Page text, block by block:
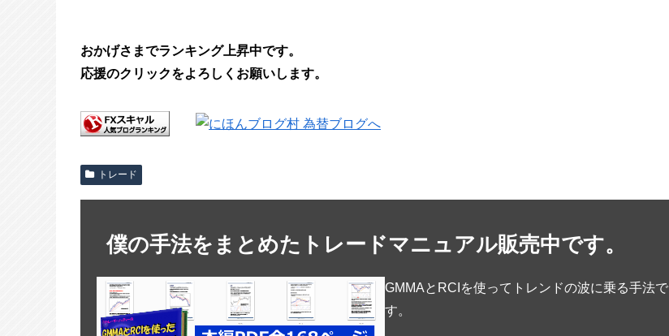
おかげさまでランキング上昇中です。
応援のクリックをよろしくお願いします。
トレード
僕の手法をまとめたトレードマニュアル販売中です。
GMMAとRCIを使ってトレンドの波に乗る手法で
す。